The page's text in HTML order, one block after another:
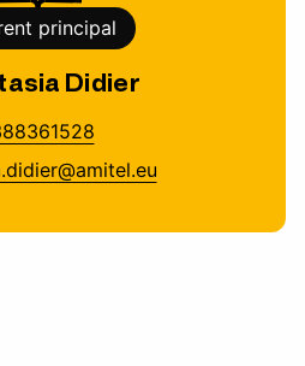
principal
Didier